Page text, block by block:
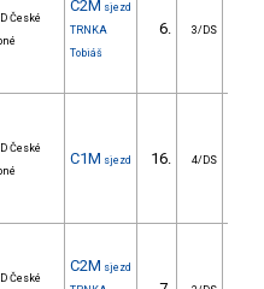
České
C2M sjezd
TRNKA
Tobiáš
6. 3/DS
České
C1M sjezd 16. 4/DS
České
C2M sjezd